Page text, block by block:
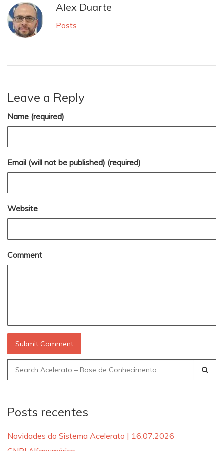
Alex Duarte
Posts
Leave a Reply
Name (required)
Email (will not be published) (required)
Website
Comment
Search
for:
Posts recentes
Novidades do Sistema Acelerato | 16.07.2026